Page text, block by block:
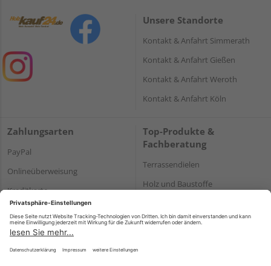
Unsere Standorte
Kontakt & Anfahrt Simmerath
Kontakt & Anfahrt Gießen
Kontakt & Anfahrt Weroth
Kontakt & Anfahrt Köln
Zahlungsarten
PayPal
Onlineüberweisung
Kreditkarte
Rechnung*
*Bonität vorausgesetzt
Top-Produkte &
Fachberatung
Terrassendielen
Holz und Baustoffe